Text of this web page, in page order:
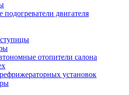
подогреватели двигателя
отопители салона
установок